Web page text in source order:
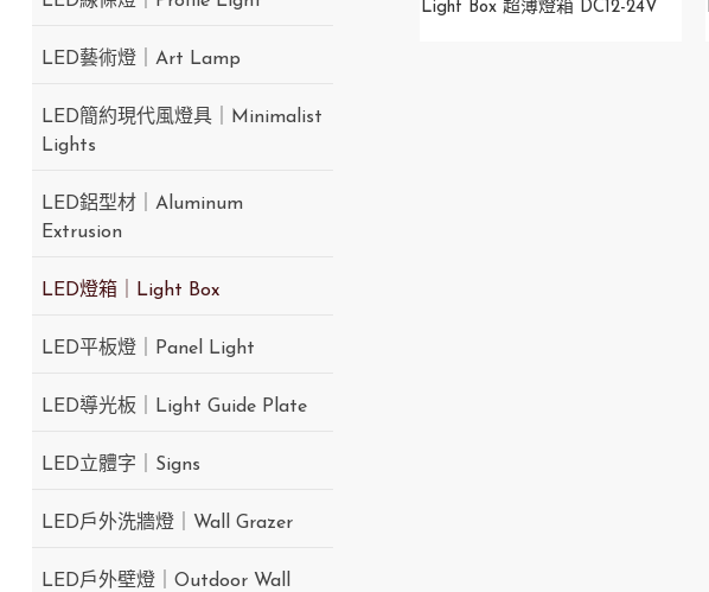
Light Box 超薄燈箱 DC12-24V
LED藝術燈｜Art Lamp
LED簡約現代風燈具｜Minimalist
Lights
LED鋁型材｜Aluminum
Extrusion
LED燈箱｜Light Box
LED平板燈｜Panel Light
LED導光板｜Light Guide Plate
LED立體字｜Signs
LED戶外洗牆燈｜Wall Grazer
LED戶外壁燈｜Outdoor Wall